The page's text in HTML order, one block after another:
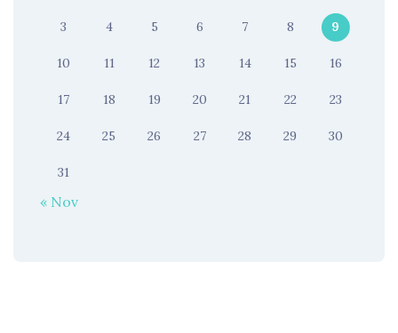
3 4 5 6 7 8 9
10 11 12 13 14 15 16
17 18 19 20 21 22 23
24 25 26 27 28 29 30
31
« Nov